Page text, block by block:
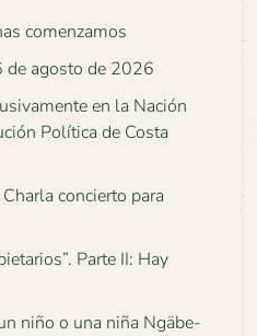
comenzamos
de agosto de 2026
en la Nación
Política de Costa
concierto para
Parte II: Hay
niño o una niña Ngäbe-